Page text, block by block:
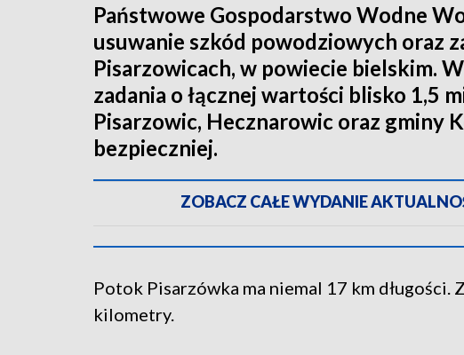
Państwowe Gospodarstwo Wodne
usuwanie szkód powodziowych oraz
Pisarzowicach, w powiecie bielskim.
zadania o łącznej wartości blisko 1,5
Pisarzowic, Hecznarowic oraz gminy
bezpieczniej.
ZOBACZ CAŁE WYDANIE
Potok Pisarzówka ma niemal 17 km długości.
kilometry.